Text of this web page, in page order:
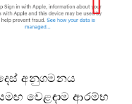
අනුගමනය
වෙළඳාම ආරම්භ